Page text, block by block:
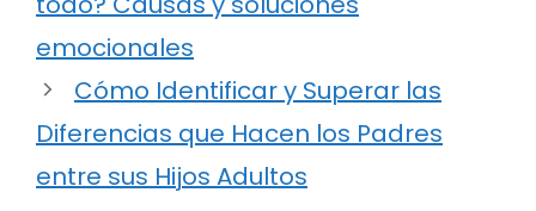
emocionales
Cómo Identificar y Superar las
Diferencias que Hacen los Padres
entre sus Hijos Adultos